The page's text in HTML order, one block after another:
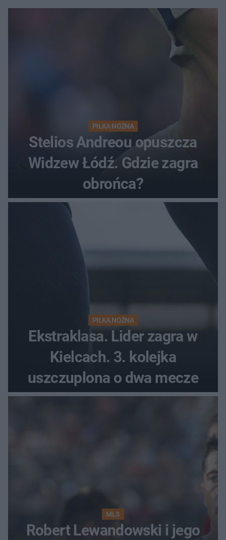
PIŁKA NOŻNA
Stelios Andreou opuszcza
Widzew Łódź. Gdzie zagra
obrońca?
PIŁKA NOŻNA
Ekstraklasa. Lider zagra w
Kielcach. 3. kolejka
uszczuplona o dwa mecze
MLS
Robert Lewandowski i jego